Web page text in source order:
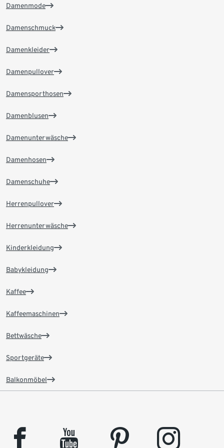
Damenmode
Damenschmuck
Damenkleider
Damenpullover
Damensporthosen
Damenblusen
Damenunterwäsche
Damenhosen
Damenschuhe
Herrenpullover
Herrenunterwäsche
Kinderkleidung
Babykleidung
Kaffee
Kaffeemaschinen
Bettwäsche
Sportgeräte
Balkonmöbel
facebook youtube pinterest instagram